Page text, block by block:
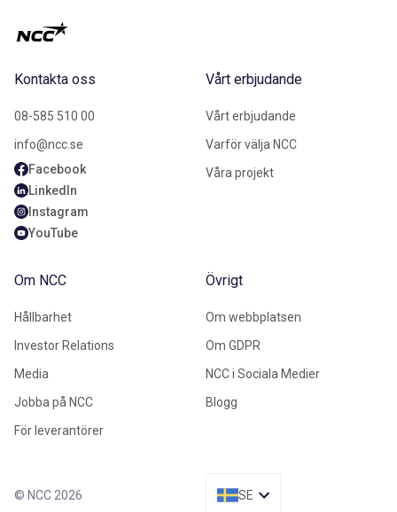
Kontakta oss
08-585 510 00
info@ncc.se
Facebook
LinkedIn
Instagram
YouTube
Vårt erbjudande
Vårt erbjudande
Varför välja NCC
Våra projekt
Om NCC
Hållbarhet
Investor Relations
Media
Jobba på NCC
För leverantörer
Övrigt
Om webbplatsen
Om GDPR
NCC i Sociala Medier
Blogg
© NCC 2026 SE